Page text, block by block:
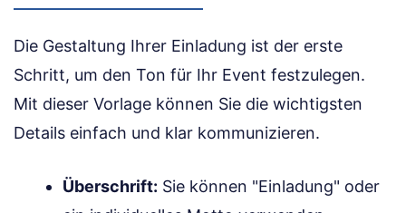
Die Gestaltung Ihrer Einladung ist der erste
Schritt, um den Ton für Ihr Event festzulegen.
Mit dieser Vorlage können Sie die wichtigsten
Details einfach und klar kommunizieren.
Überschrift: Sie können "Einladung" oder